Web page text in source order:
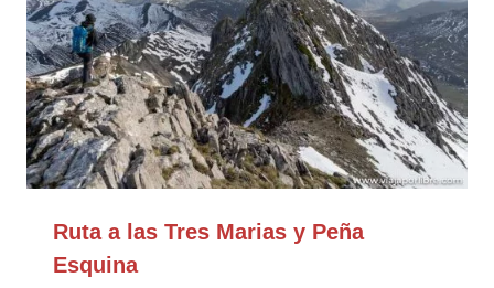
Ruta a las Tres Marias y Peña
Esquina